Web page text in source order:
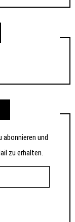
abonnieren und
zu erhalten.